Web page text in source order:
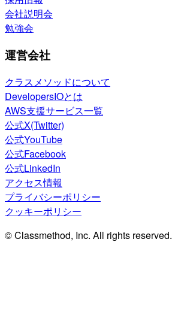
会社説明会
勉強会
運営会社
クラスメソッドについて
DevelopersIOとは
AWS支援サービス一覧
公式X(Twitter)
公式YouTube
公式Facebook
公式LinkedIn
アクセス情報
プライバシーポリシー
クッキーポリシー
© Classmethod, Inc. All rights reserved.